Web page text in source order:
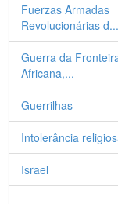
Fuerzas Armadas
Revolucionárias d...
Guerra da
Africana,...
Guerrilhas
Intolerância
Israel